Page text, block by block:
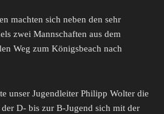
machten sich neben den sehr
zwei Mannschaften aus dem
Weg zum Königsbeach nach
unser Jugendleiter Philipp Wolter die
D- bis zur B-Jugend sich mit der